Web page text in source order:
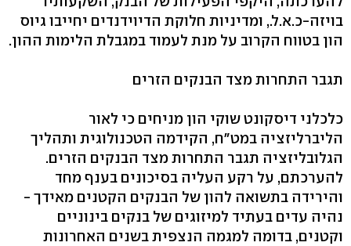
בויזה-כ.א.ל., ומדיניות חלוקת הדיוידנדים יחייבו גיוס
הון בטווח הקרוב על מנת לעמוד במגבלת הלימות ההון.
תגבר התחרות מצד הבנקים הזרים
כלכלני דיסקונט שוקי הון מניחים כי לאור
הליברליזציה במט"ח, הקידמה הטכנולוגית ותהליך
הגלובליזציה תגבר התחרות מצד הבנקים הזרים.
להערכתם, על רקע העליה בסיכונים בענף מחד
והירידה בתשואה להון של הבנקים הקטנים מאידך -
נהיה עדים בעתיד למיזוגים של בנקים בינוניים
וקטנים, בדומה למגמה הנצפית בשנים האחרונות